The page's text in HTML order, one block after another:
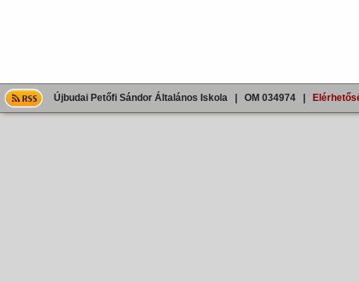
Újbudai Petőfi Sándor Általános Iskola | OM 034974 |